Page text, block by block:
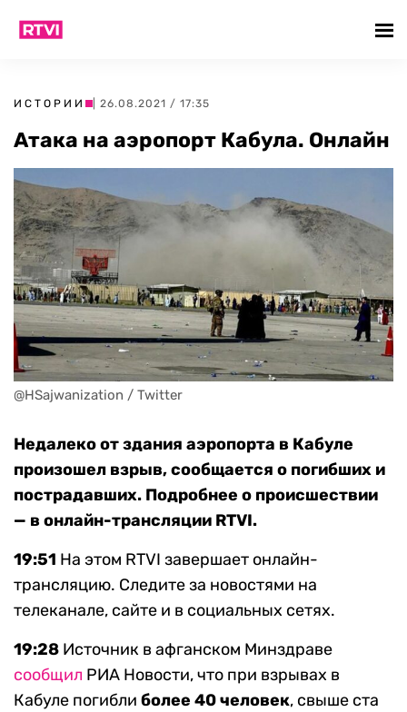
ИСТОРИИ | 26.08.2021 / 17:35
Атака на аэропорт Кабула. Онлайн
@HSajwanization / Twitter
Недалеко от здания аэропорта в Кабуле
произошел взрыв, сообщается о погибших и
пострадавших. Подробнее о происшествии
— в онлайн-трансляции RTVI.
19:51 На этом RTVI завершает онлайн-
трансляцию. Следите за новостями на
телеканале, сайте и в социальных сетях.
19:28 Источник в афганском Минздраве
сообщил РИА Новости, что при взрывах в
Кабуле погибли более 40 человек, свыше ста